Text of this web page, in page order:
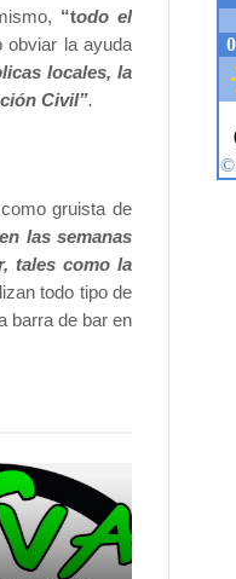
“todo el
obviar la ayuda
locales, la
Civil”.
gruista de
en las semanas
tales como la
todo tipo de
barra de bar en